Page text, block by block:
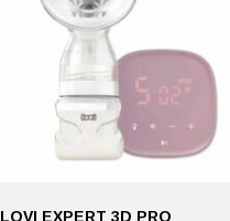
LOVI EXPERT 3D PRO